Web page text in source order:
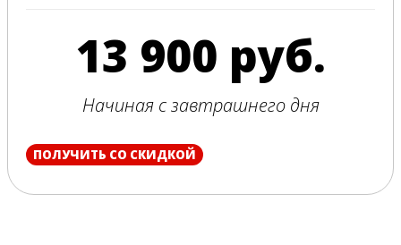
13 900 руб.
Начиная с завтрашнего дня
ПОЛУЧИТЬ СО СКИДКОЙ